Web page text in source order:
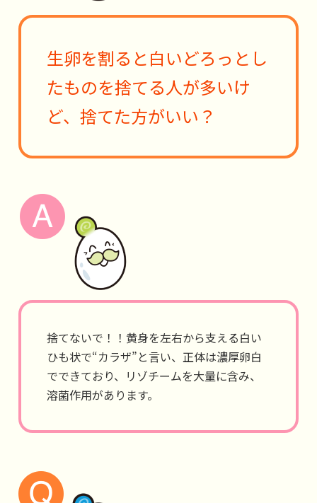
生卵を割ると白いどろっとし
たものを捨てる人が多いけ
ど、捨てた方がいい？
捨てないで！！黄身を左右から支える白い
ひも状で“カラザ”と言い、正体は濃厚卵白
でできており、リゾチームを大量に含み、
溶菌作用があります。